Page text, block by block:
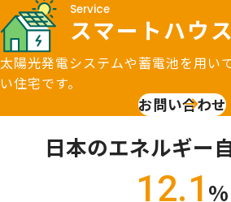
Service
スマートハウス
太陽光発電システムや蓄電池を用い
い住宅です。
お問い合わせ
日本のエネルギー
12.1 %